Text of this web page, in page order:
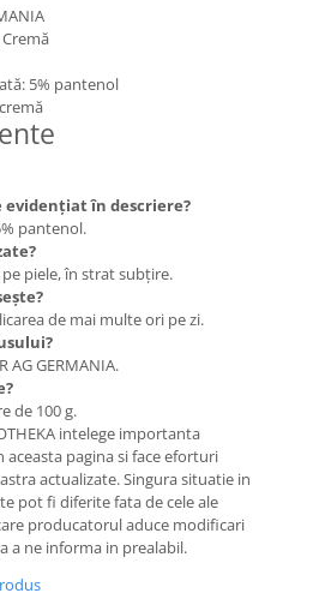
5% pantenol
evidențiat în descriere?
pantenol.
piele, în strat subțire.
de mai multe ori pe zi.
AG GERMANIA.
de 100 g.
intelege importanta
pagina si face eforturi
actualizate. Singura situatie in
pot fi diferite fata de cele ale
producatorul aduce modificari
a ne informa in prealabil.